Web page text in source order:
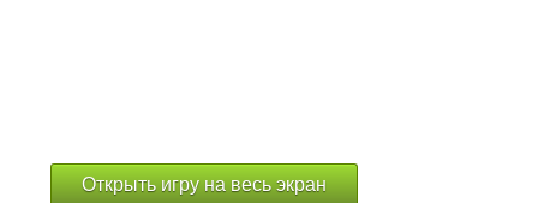
Открыть игру на весь экран